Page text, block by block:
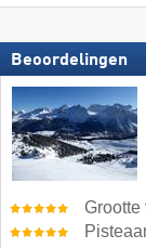
Beoordelingen
Grootte